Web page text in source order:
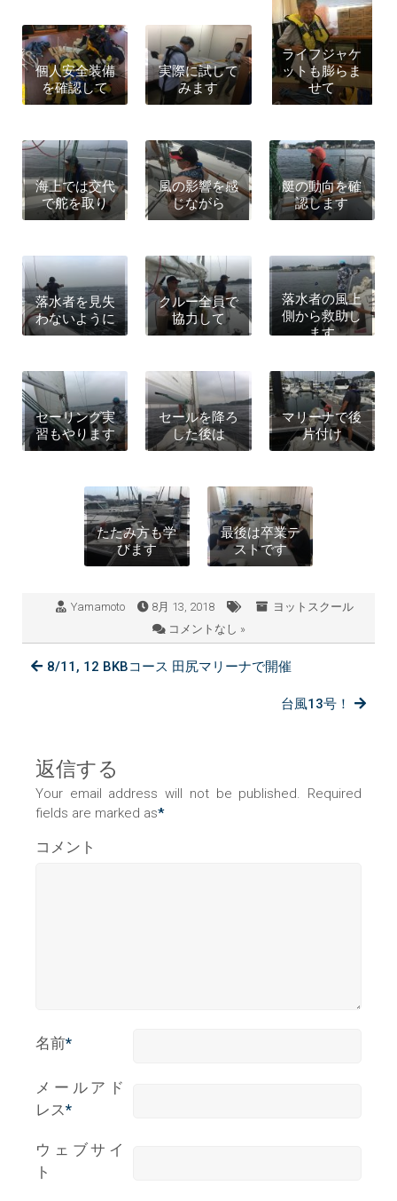
個人安全装備
を確認して
実際に試して
みます
ライフジャケ
ットも膨らま
せて
海上では交代
で舵を取り
風の影響を感
じながら
艇の動向を確
認します
落水者を見失
わないように
クルー全員で
協力して
落水者の風上
側から救助し
ます
セーリング実
習もやります
セールを降ろ
した後は
マリーナで後
片付け
たたみ方も学
びます
最後は卒業テ
ストです
Yamamoto 8月 13, 2018
ヨットスクール
コメントなし »
8/11, 12 BKBコース 田尻マリーナで開催
台風13号！
返信する
Your email address will not be published. Required
fields are marked as*
コメント
名前*
メールアド
レス*
ウェブサイ
ト